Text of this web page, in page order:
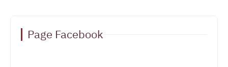
Page Facebook